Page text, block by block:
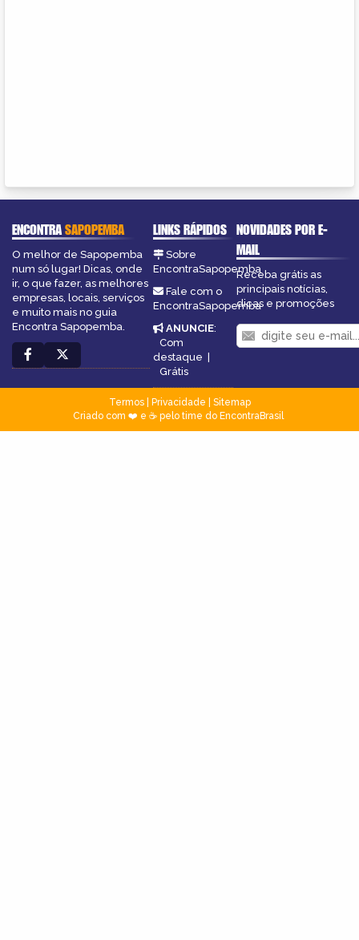
ENCONTRASAPOPEMBA
O melhor de Sapopemba
num só lugar! Dicas, onde
ir, o que fazer, as melhores
empresas, locais, serviços
e muito mais no guia
Encontra Sapopemba.
LINKS RÁPIDOS
Sobre
EncontraSapopemba
Fale com o
EncontraSapopemba
ANUNCIE:
Com
destaque |
Grátis
NOVIDADES POR E-
MAIL
Receba grátis as
principais notícias,
dicas e promoções
Termos| Privacidade
Sitemap
Criado com ❤️ e ☕ pelo time do EncontraBrasil